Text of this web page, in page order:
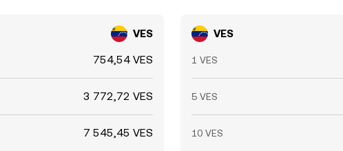
VES
754,54 VES
3 772,72 VES
7 545,45 VES
VES
1 VES
5 VES
10 VES